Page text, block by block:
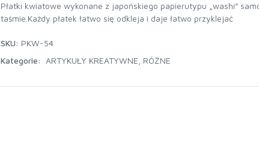
Płatki kwiatowe wykonane z japońskiego papierutypu „washi”
taśmie.Każdy płatek łatwo się odkleja i daje łatwo przyklejać
SKU: PKW-54
Kategorie:
ARTYKUŁY KREATYWNE RÓŻNE